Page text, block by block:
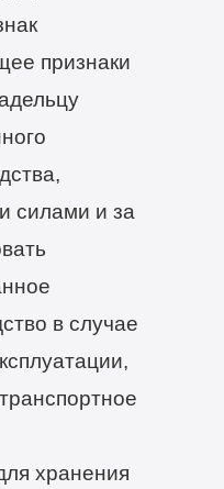
признаки
силами и за
в случае
хранения